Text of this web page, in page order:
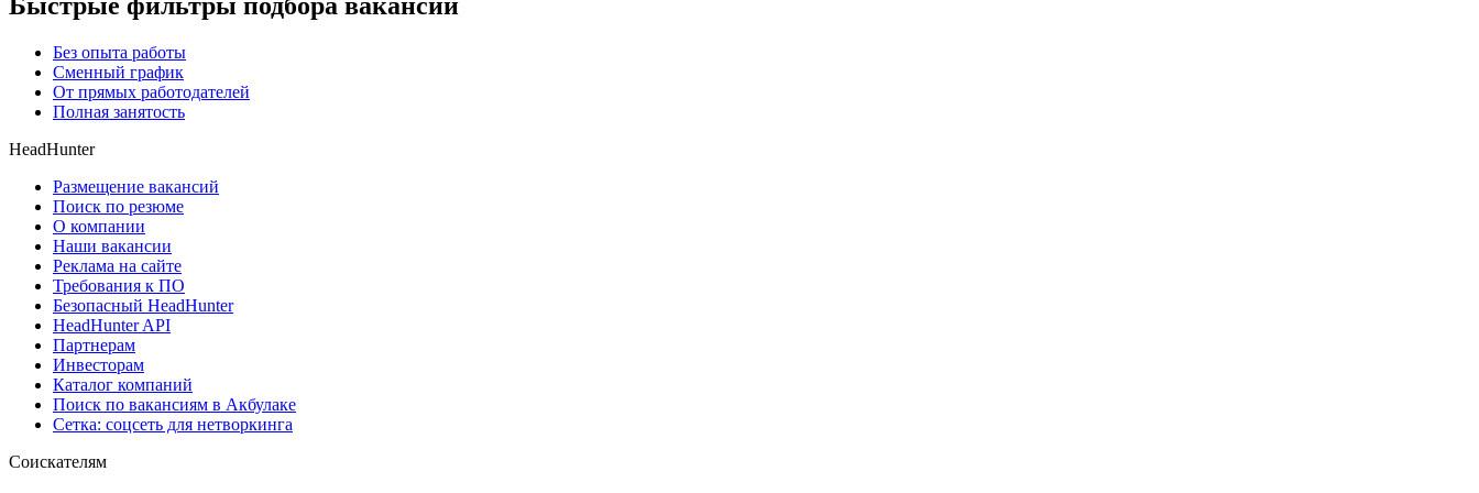
Без опыта работы
Сменный график
От прямых работодателей
Полная занятость
HeadHunter
Размещение вакансий
Поиск по резюме
О компании
Наши вакансии
Реклама на сайте
Требования к ПО
Безопасный HeadHunter
HeadHunter API
Партнерам
Инвесторам
Каталог компаний
Поиск по вакансиям в Акбулаке
Сетка: соцсеть для нетворкинга
Соискателям